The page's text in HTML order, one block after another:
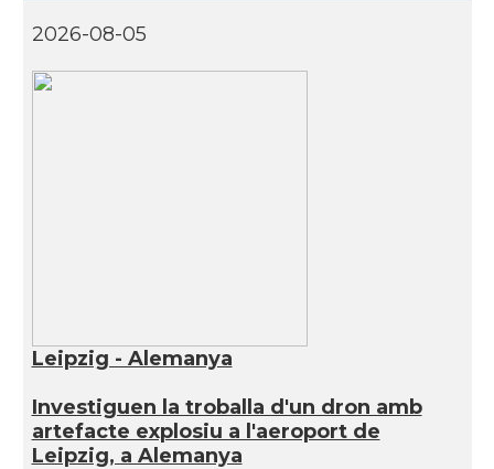
2026-08-05
Leipzig - Alemanya
Investiguen la troballa d'un dron amb
artefacte explosiu a l'aeroport de
Leipzig, a Alemanya